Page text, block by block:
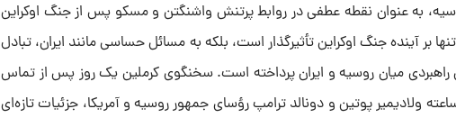
به عنوان نقطه عطفی در روابط پرتنش واشنگتن و مسکو پس از جنگ اوکراین
بر آینده جنگ اوکراین تأثیرگذار است، بلکه به مسائل حساسی مانند ایران، تبادل
راهبردی میان روسیه و ایران پرداخته است. سخنگوی کرملین یک روز پس از تماس
ولادیمیر پوتین و دونالد ترامپ رؤسای جمهور روسیه و آمریکا، جزئیات تازه‌ای